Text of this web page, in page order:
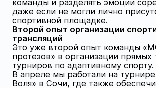
команды и разделять эмоции
даже если не могли лично
спортивной площадке.
Второй опыт организации
трансляций
Это уже второй опыт команды
протезов» в организации прямых
турниров по адаптивному спорту.
В апреле мы работали на
Воля» в Сочи, где также